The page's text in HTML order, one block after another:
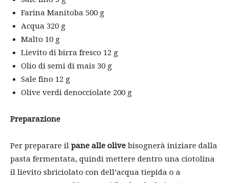
Farina Manitoba 500 g
Acqua 320 g
Malto 10 g
Lievito di birra fresco 12 g
Olio di semi di mais 30 g
Sale fino 12 g
Olive verdi denocciolate 200 g
Preparazione
Per preparare il pane alle olive bisognerà iniziare dalla
pasta fermentata, quindi mettere dentro una ciotolina
il lievito sbriciolato con dell’acqua tiepida o a